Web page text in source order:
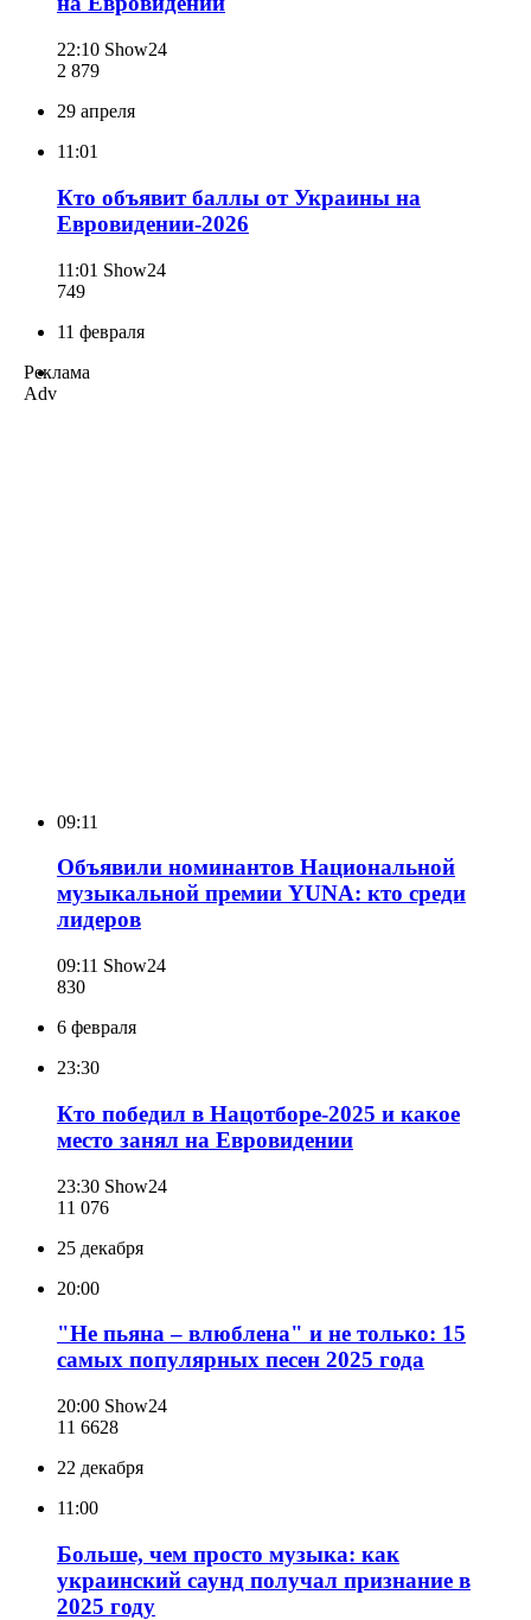
22:10 Show24
2 879
29 апреля
11:01
Кто объявит баллы от Украины на
Евровидении-2026
11:01 Show24
749
11 февраля
Реклама
Adv
09:11
Объявили номинантов Национальной
музыкальной премии YUNA: кто среди
лидеров
09:11 Show24
830
6 февраля
23:30
Кто победил в Нацотборе-2025 и какое
место занял на Евровидении
23:30 Show24
11 076
25 декабря
20:00
"Не пьяна – влюблена" и не только: 15
самых популярных песен 2025 года
20:00 Show24
11 6628
22 декабря
11:00
Больше, чем просто музыка: как
украинский саунд получал признание в
2025 году